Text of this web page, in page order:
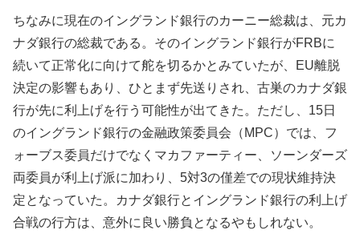
ちなみに現在のイングランド銀行のカーニー総裁は、元カ
ナダ銀行の総裁である。そのイングランド銀行がFRBに
続いて正常化に向けて舵を切るかとみていたが、EU離脱
決定の影響もあり、ひとまず先送りされ、古巣のカナダ銀
行が先に利上げを行う可能性が出てきた。ただし、15日
のイングランド銀行の金融政策委員会（MPC）では、フ
ォーブス委員だけでなくマカファーティー、ソーンダーズ
両委員が利上げ派に加わり、5対3の僅差での現状維持決
定となっていた。カナダ銀行とイングランド銀行の利上げ
合戦の行方は、意外に良い勝負となるやもしれない。